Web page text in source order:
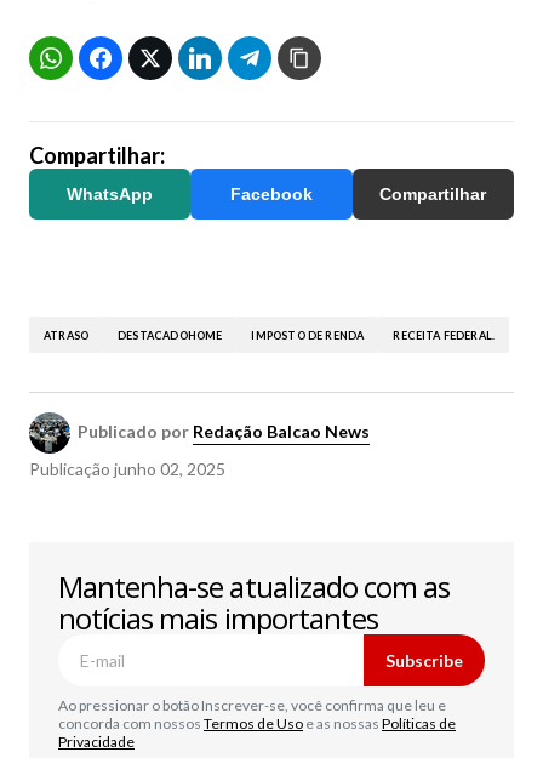
Compartilhar:
WhatsApp Facebook Compartilhar
ATRASO DESTACADOHOME IMPOSTO DE RENDA RECEITA FEDERAL.
Publicado por Redação Balcao News
Publicação junho 02, 2025
Mantenha-se atualizado com as
notícias mais importantes
Subscribe
Ao pressionar o botão Inscrever-se, você confirma que leu e
concorda com nossos Termos de Uso e as nossas Políticas de
Privacidade